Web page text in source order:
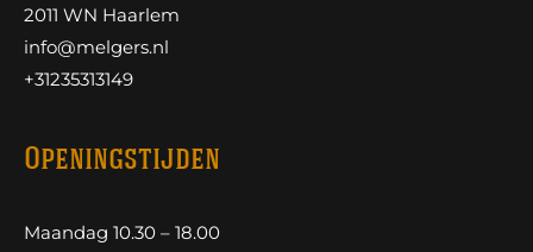
2011 WN Haarlem
info@melgers.nl
+31235313149
Openingstijden
Maandag 10.30 – 18.00